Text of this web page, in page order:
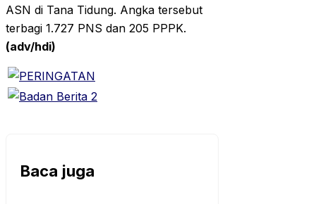
ASN di Tana Tidung. Angka tersebut
terbagi 1.727 PNS dan 205 PPPK.
(adv/hdi)
Baca juga